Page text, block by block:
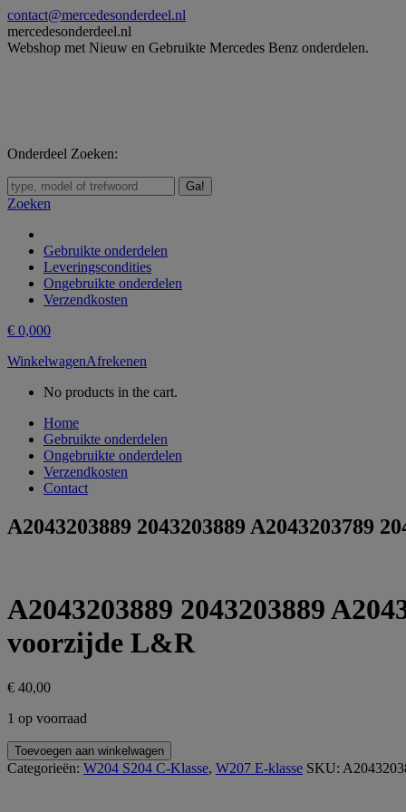
Skip
to
content
contact@mercedesonderdeel.nl
mercedesonderdeel.nl
Webshop met Nieuw en Gebruikte Mercedes Benz onderdelen.
Onderdeel Zoeken:
Zoeken:
Zoeken
Gebruikte onderdelen
Leveringscondities
Ongebruikte onderdelen
Verzendkosten
€ 0,000
WinkelwagenAfrekenen
No products in the cart.
Home
Gebruikte onderdelen
Ongebruikte onderdelen
Verzendkosten
Contact
A2043203889 2043203889 A2043203789
A2043203889 2043203889
voorzijde L&R
€ 40,00
1 op voorraad
A2043203889
2043203889
A2043203789
Toevoegen aan winkelwagen
Categorieën: W204 S204 C-Klasse, W207 E-klasse SKU: